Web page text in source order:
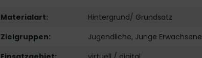
Materialart:
Hintergrund/ Grundsatz
Zielgruppen:
Jugendliche, Junge Erwachsene